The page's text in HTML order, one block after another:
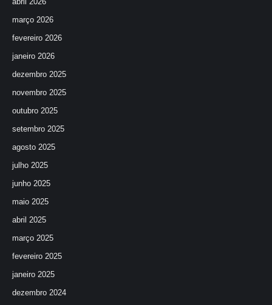
março 2026
fevereiro 2026
janeiro 2026
dezembro 2025
novembro 2025
outubro 2025
setembro 2025
agosto 2025
julho 2025
junho 2025
maio 2025
abril 2025
março 2025
fevereiro 2025
janeiro 2025
dezembro 2024